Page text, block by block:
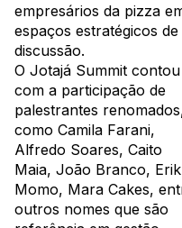
empresários da pizza
espaços estratégicos de
discussão.
O Jotajá Summit contou
com a participação de
palestrantes
como Camila Farani,
Alfredo Soares, Caito
Maia, João Branco, Erik
Momo, Mara Cakes,
outros nomes que são